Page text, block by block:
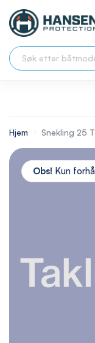
Hjem Snekling 25
Skip
Obs! Kun